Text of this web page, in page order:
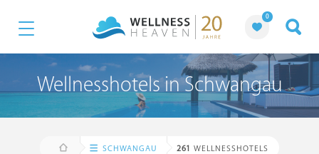
0
Wellnesshotels in Schwangau
SCHWANGAU 261 WELLNESSHOTELS